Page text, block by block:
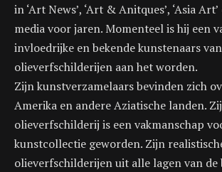
in ‘Art News’, ‘Art & Anitques’, ‘Asia
media voor jaren. Momenteel is hij een
invloedrijke en bekende kunstenaars
olieverfschilderijen aan het worden.
Zijn kunstverzamelaars bevinden zich
Amerika en andere Aziatische landen.
olieverfschilderij is een vakmanschap
kunstcollectie geworden. Zijn
olieverfschilderijen uit alle lagen van